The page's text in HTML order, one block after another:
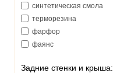
синтетическая смола
терморезина
фарфор
фаянс
Задние стенки и крыша: